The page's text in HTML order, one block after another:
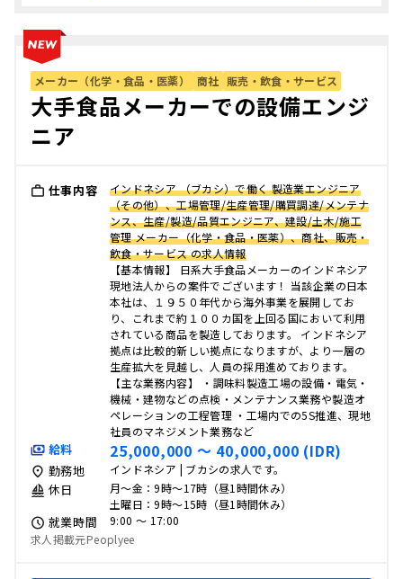
メーカー（化学・食品・医薬） 商社 販売・飲食・サービス
大手食品メーカーでの設備エンジ
ニア
仕事内容
インドネシア （ブカシ）で働く 製造業エンジニア
（その他）、工場管理/生産管理/購買調達/メンテナ
ンス、生産/製造/品質エンジニア、建設/土木/施工
管理 メーカー（化学・食品・医薬）、商社、販売・
飲食・サービス の求人情報
【基本情報】 日系大手食品メーカーのインドネシア
現地法人からの案件でございます！ 当該企業の日本
本社は、１９５０年代から海外事業を展開してお
り、これまで約１００カ国を上回る国において利用
されている商品を製造しております。 インドネシア
拠点は比較的新しい拠点になりますが、より一層の
生産拡大を見越し、人員の採用進めております。
【主な業務内容】 ・調味料製造工場の設備・電気・
機械・建物などの点検・メンテナンス業務や製造オ
ペレーションの工程管理 ・工場内での5S推進、現地
社員のマネジメント業務など
給料 25,000,000 〜 40,000,000 (IDR)
勤務地 インドネシア | ブカシの求人です。
休日
月～金：9時～17時（昼1時間休み）
土曜日：9時～15時（昼1時間休み）
就業時間
9:00 〜 17:00
求人掲載元Peoplyee